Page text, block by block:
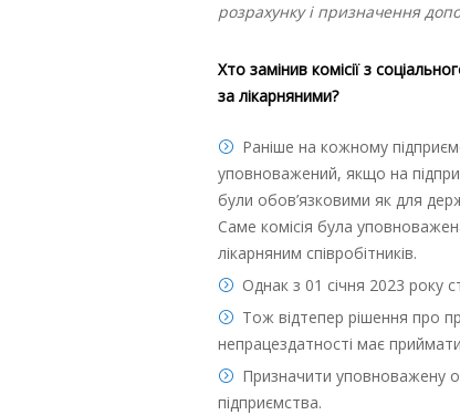
розрахунку і призначення
Хто замінив комісії з
за лікарняними?
Раніше на кожному
уповноважений, якщо на
були обов’язковими як для
Саме комісія була
лікарняним співробітників.
Однак з 01 січня 2023 року
Тож відтепер рішення про
непрацездатності має
Призначити уповноважену
підприємства.